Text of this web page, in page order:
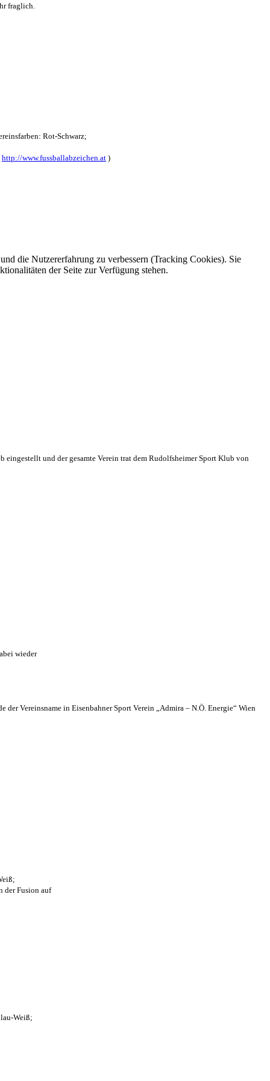
die Nutzererfahrung zu verbessern (Tracking Cookies). Sie
der Seite zur Verfügung stehen.
fraglich.
Rot-Schwarz;
http://www.fussballabzeichen.at )
eingestellt und der gesamte Verein trat dem Rudolfsheimer Sport Klub von
wieder
der Vereinsname in Eisenbahner Sport Verein „Admira – N.Ö. Energie“ Wien
der Fusion auf
Weiß;